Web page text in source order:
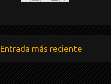
Entrada más reciente